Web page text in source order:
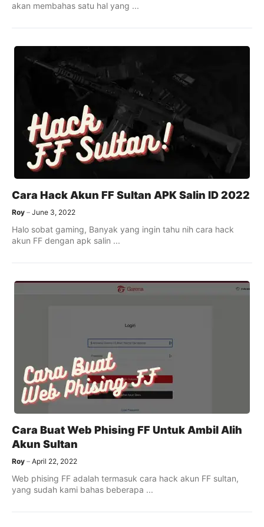
akan membahas satu hal yang ...
Cara Hack Akun FF Sultan APK Salin ID 2022
Roy June 3, 2022
Halo sobat gaming, Banyak yang ingin tahu nih cara hack
akun FF dengan apk salin ...
Cara Buat Web Phising FF Untuk Ambil Alih
Akun Sultan
Roy April 22, 2022
Web phising FF adalah termasuk cara hack akun FF sultan,
yang sudah kami bahas beberapa ...